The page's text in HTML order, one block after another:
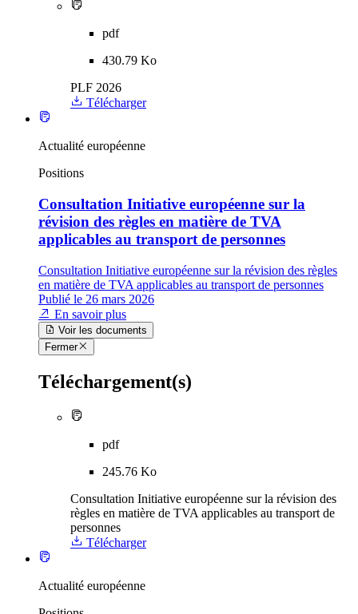
pdf
430.79 Ko
PLF 2026
Télécharger
Actualité européenne
Positions
Consultation Initiative européenne sur la
révision des règles en matière de TVA
applicables au transport de personnes
Consultation Initiative européenne sur la révision des règles
en matière de TVA applicables au transport de personnes
Publié le 26 mars 2026
En savoir plus
Voir les documents
Fermer
Téléchargement(s)
pdf
245.76 Ko
Consultation Initiative européenne sur la révision des
règles en matière de TVA applicables au transport de
personnes
Télécharger
Actualité européenne